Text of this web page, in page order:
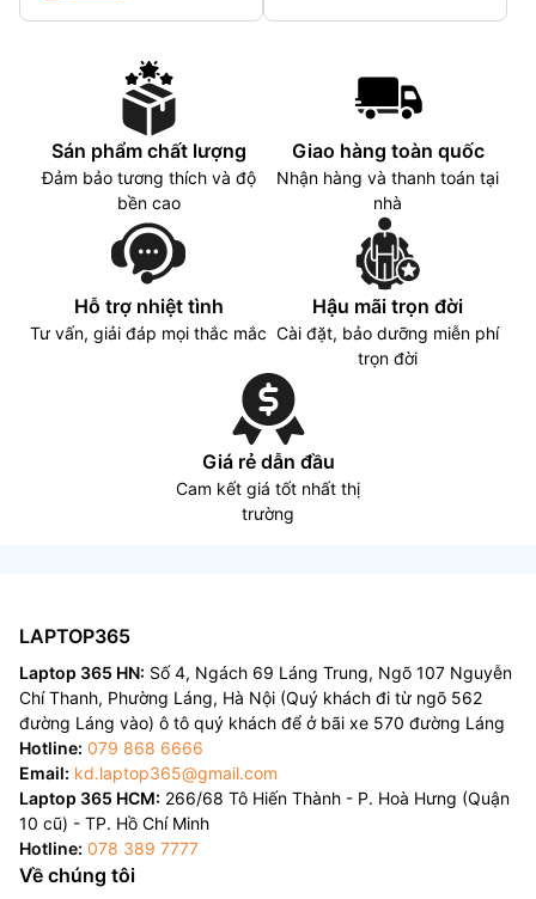
72% NTSC
Sán phẩm chất lượng
Đảm bảo tương thích và độ
bền cao
Giao hàng toàn quốc
Nhận hàng và thanh toán tại
nhà
Hỗ trợ nhiệt tình
Tư vấn, giải đáp mọi thắc mắc
Hậu mãi trọn đời
Cài đặt, bảo dưỡng miễn phí
trọn đời
Giá rẻ dẫn đầu
Cam kết giá tốt nhất thị
trường
LAPTOP365
Laptop 365 HN: Số 4, Ngách 69 Láng Trung, Ngõ 107 Nguyễn
Chí Thanh, Phường Láng, Hà Nội (Quý khách đi từ ngõ 562
đường Láng vào) ô tô quý khách để ở bãi xe 570 đường Láng
Hotline: 079 868 6666
Email: kd.laptop365@gmail.com
Laptop 365 HCM: 266/68 Tô Hiến Thành - P. Hoà Hưng (Quận
10 cũ) - TP. Hồ Chí Minh
Hotline: 078 389 7777
Về chúng tôi